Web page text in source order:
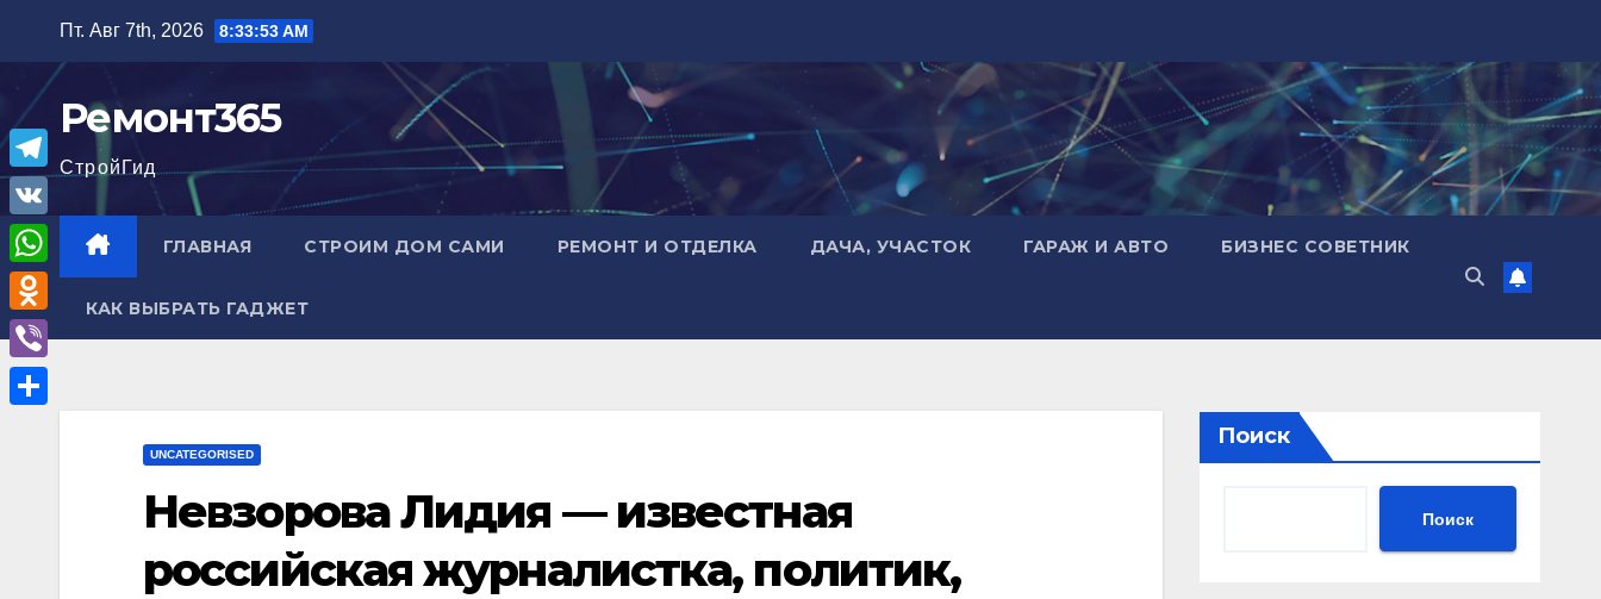
содержимому
Пт. Авг 7th, 2026 8:33:54 AM
Ремонт365
СтройГид
ГЛАВНАЯ СТРОИМ ДОМ САМИ РЕМОНТ И ОТДЕЛКА ДАЧА, УЧАСТОК ГАРАЖ И АВТО БИЗНЕС СОВЕТНИК
КАК ВЫБРАТЬ ГАДЖЕТ
UNCATEGORISED
Невзорова Лидия — известная
российская журналистка, политик,
Поиск
Поиск
T
e
l
e
g
r
V
K
W
h
a
O
d
n
V